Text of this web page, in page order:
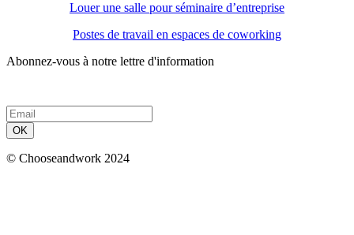
Louer une salle pour séminaire d’entreprise
Postes de travail en espaces de coworking
Abonnez-vous à notre lettre d'information
OK
© Chooseandwork 2024